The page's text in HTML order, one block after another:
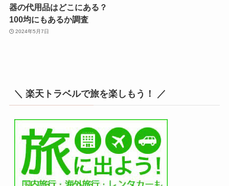
器の代用品はどこにある？
100均にもあるか調査
2024年5月7日
＼ 楽天トラベルで旅を楽しもう！ ／